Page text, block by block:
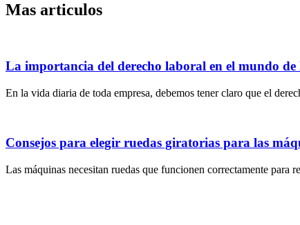
Mas articulos
La importancia del derecho laboral en el mundo de
En la vida diaria de toda empresa, debemos tener claro que el
Consejos para elegir ruedas giratorias para las
Las máquinas necesitan ruedas que funcionen correctamente